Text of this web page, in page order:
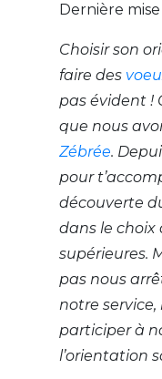
Dernière
Choisir son
faire des
pas évident !
que nous
Zébrée.
pour
découverte
dans le choix
supérieures.
pas nous
notre
participer à
l’orientation